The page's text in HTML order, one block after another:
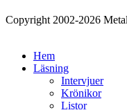
Copyright 2002-2026
Hem
Läsning
Intervjuer
Krönikor
Listor